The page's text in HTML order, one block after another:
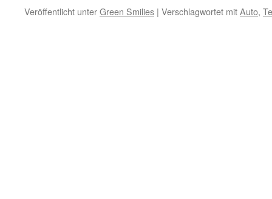
Veröffentlicht unterGreen Smilies | Verschlagwortet mitAuto,